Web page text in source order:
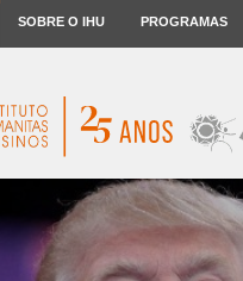
SOBRE O IHU PROGRAMAS